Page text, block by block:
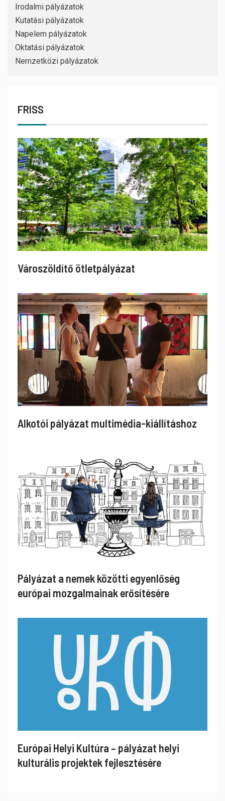
Irodalmi pályázatok
Kutatási pályázatok
Napelem pályázatok
Oktatási pályázatok
Nemzetközi pályázatok
FRISS
Városzöldítő ötletpályázat
Alkotói pályázat multimédia-kiállításhoz
Pályázat a nemek közötti egyenlőség
európai mozgalmainak erősítésére
Európai Helyi Kultúra – pályázat helyi
kulturális projektek fejlesztésére